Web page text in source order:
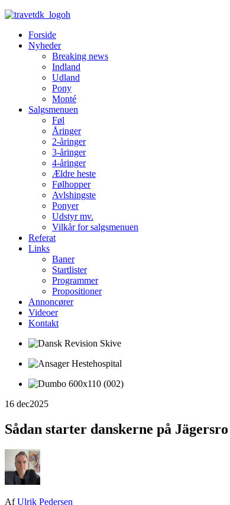
Forside
Nyheder
Breaking news
Indland
Udland
Pony
Monté
Salgsmenuen
Føl
Åringer
2-åringer
3-åringer
4-åringer
Ældre heste
Følhopper
Avlshingste
Ponyer
Udstyr mv.
Vilkår for salgsmenuen
Referat
Links
Baner
Startlister
Programmer
Propositioner
Annoncører
Videoer
Kontakt
16 dec2025
Sådan starter danskerne på Jägersro
AfUlrik Pedersen